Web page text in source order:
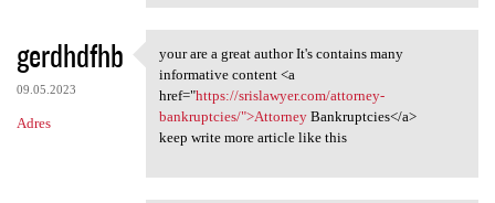
gerdhdfhb
09.05.2023
Adres
your are a great author It's
your are a great author It's contains many
informative content <a
href="https://srislawyer.com/attorney-
bankruptcies/">AttorneyBankruptcies</a>
keep write more article like this